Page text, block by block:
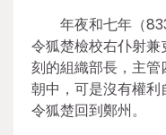
年夜和七年（
令狐楚檢校右仆射
刻的組織部長，主
朝中，可是沒有權
令狐楚回到鄭州。